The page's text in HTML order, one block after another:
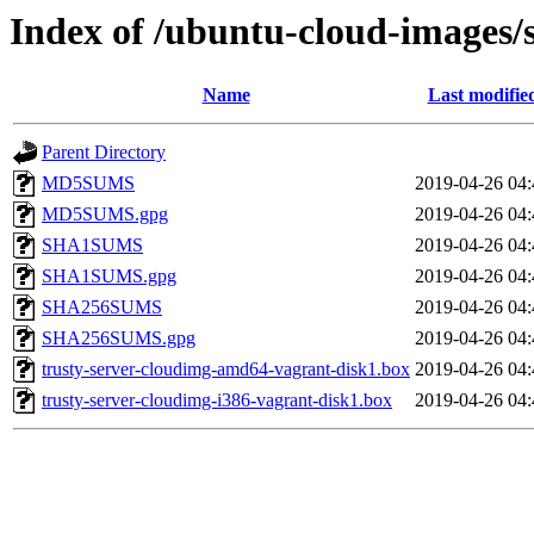
Index of /ubuntu-cloud-
Name Last
Parent Directory
MD5SUMS
2019-04-26
MD5SUMS.gpg
2019-04-26
SHA1SUMS
2019-04-26
SHA1SUMS.gpg
2019-04-26
SHA256SUMS
2019-04-26
SHA256SUMS.gpg
2019-04-26
trusty-server-cloudimg-amd64-vagrant-disk1.box 2019-04-26
trusty-server-cloudimg-i386-vagrant-disk1.box
2019-04-26